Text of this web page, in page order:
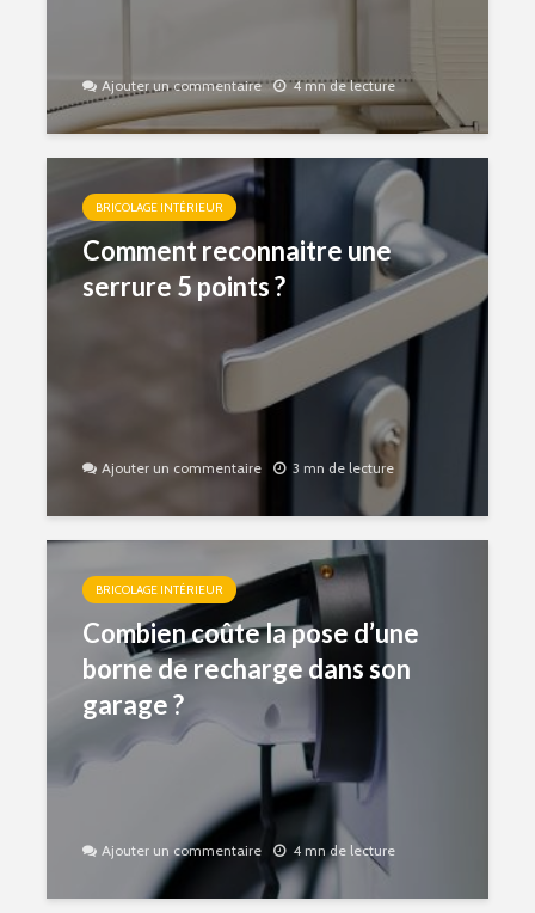
Ajouter un commentaire 4 mn de lecture
BRICOLAGE INTÉRIEUR
Comment reconnaitre une
serrure 5 points ?
Ajouter un commentaire 3 mn de lecture
BRICOLAGE INTÉRIEUR
Combien coûte la pose d’une
borne de recharge dans son
garage ?
Ajouter un commentaire 4 mn de lecture